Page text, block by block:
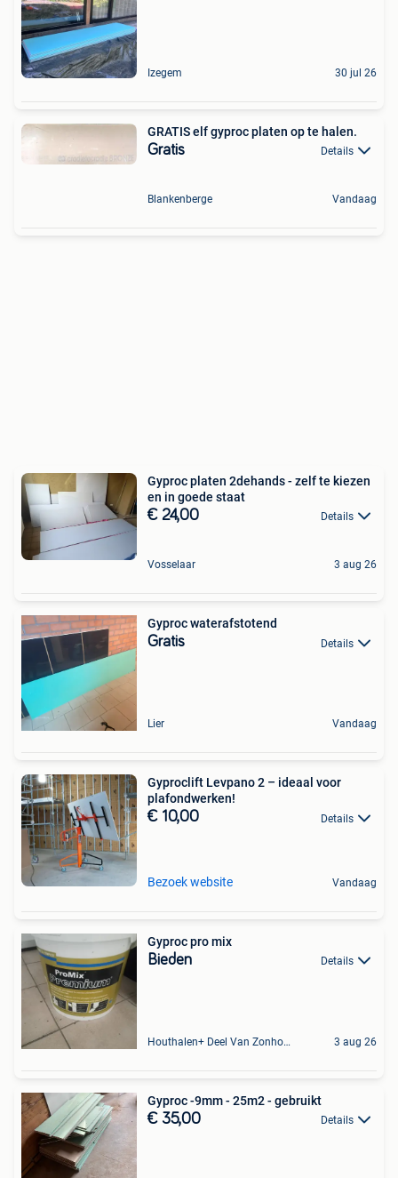
Izegem 30 jul 26
GRATIS elf gyproc platen op te halen.
Gratis Details
Blankenberge Vandaag
Gyproc platen 2dehands - zelf te kiezen
en in goede staat
€ 24,00 Details
Vosselaar 3 aug 26
Gyproc waterafstotend
Gratis Details
Lier Vandaag
Gyproclift Levpano 2 – ideaal voor
plafondwerken!
€ 10,00 Details
Bezoek website Vandaag
Gyproc pro mix
Bieden Details
Houthalen+ Deel Van Zonhoven En Zolder 3 aug 26
Gyproc -9mm - 25m2 - gebruikt
€ 35,00 Details